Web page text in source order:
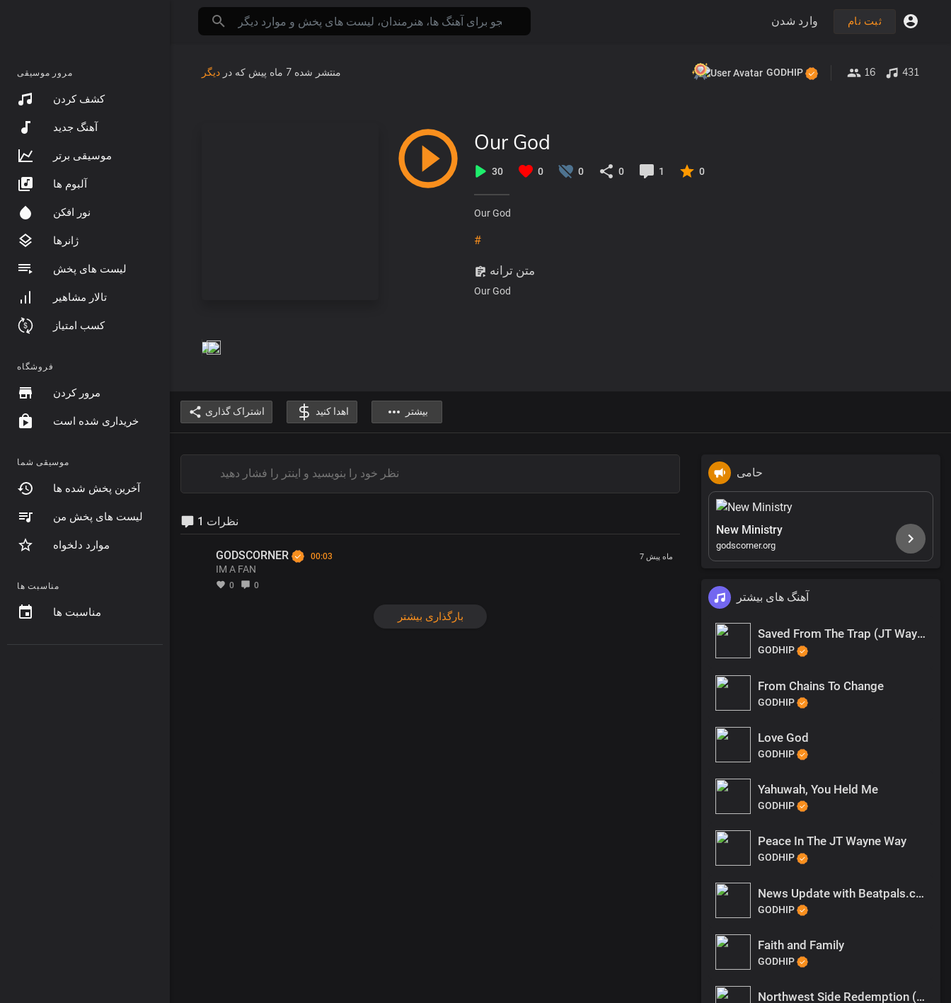
مرور موسیقی
کشف کردن
آهنگ جدید
موسیقی برتر
آلبوم ها
نور افکن
ژانرها
لیست های پخش
تالار مشاهیر
کسب امتیاز
فروشگاه
مرور کردن
خریداری شده است
موسیقی شما
آخرین پخش شده ها
لیست های پخش من
موارد دلخواه
مناسبت ها
مناسبت ها
وارد شدن ثبت نام
منتشر شده 7 ماه پیش که در دیگر GODHIP 16 431
Our God
30 0 0 0 1 0
Our God
#
متن ترانه
Our God
اشتراک گذاری اهدا کنید بیشتر
1 نظرات
GODSCORNER 00:03
IM A FAN
0 0
7 ماه پیش
بارگذاری بیشتر
حامی
New Ministry
godscorner.org
آهنگ های بیشتر
Saved From The Trap (JT Wayne Outro)
GODHIP
From Chains To Change
GODHIP
Love God
GODHIP
Yahuwah, You Held Me
GODHIP
Peace In The JT Wayne Way
GODHIP
News Update with Beatpals.com
GODHIP
Faith and Family
GODHIP
Northwest Side Redemption (1)